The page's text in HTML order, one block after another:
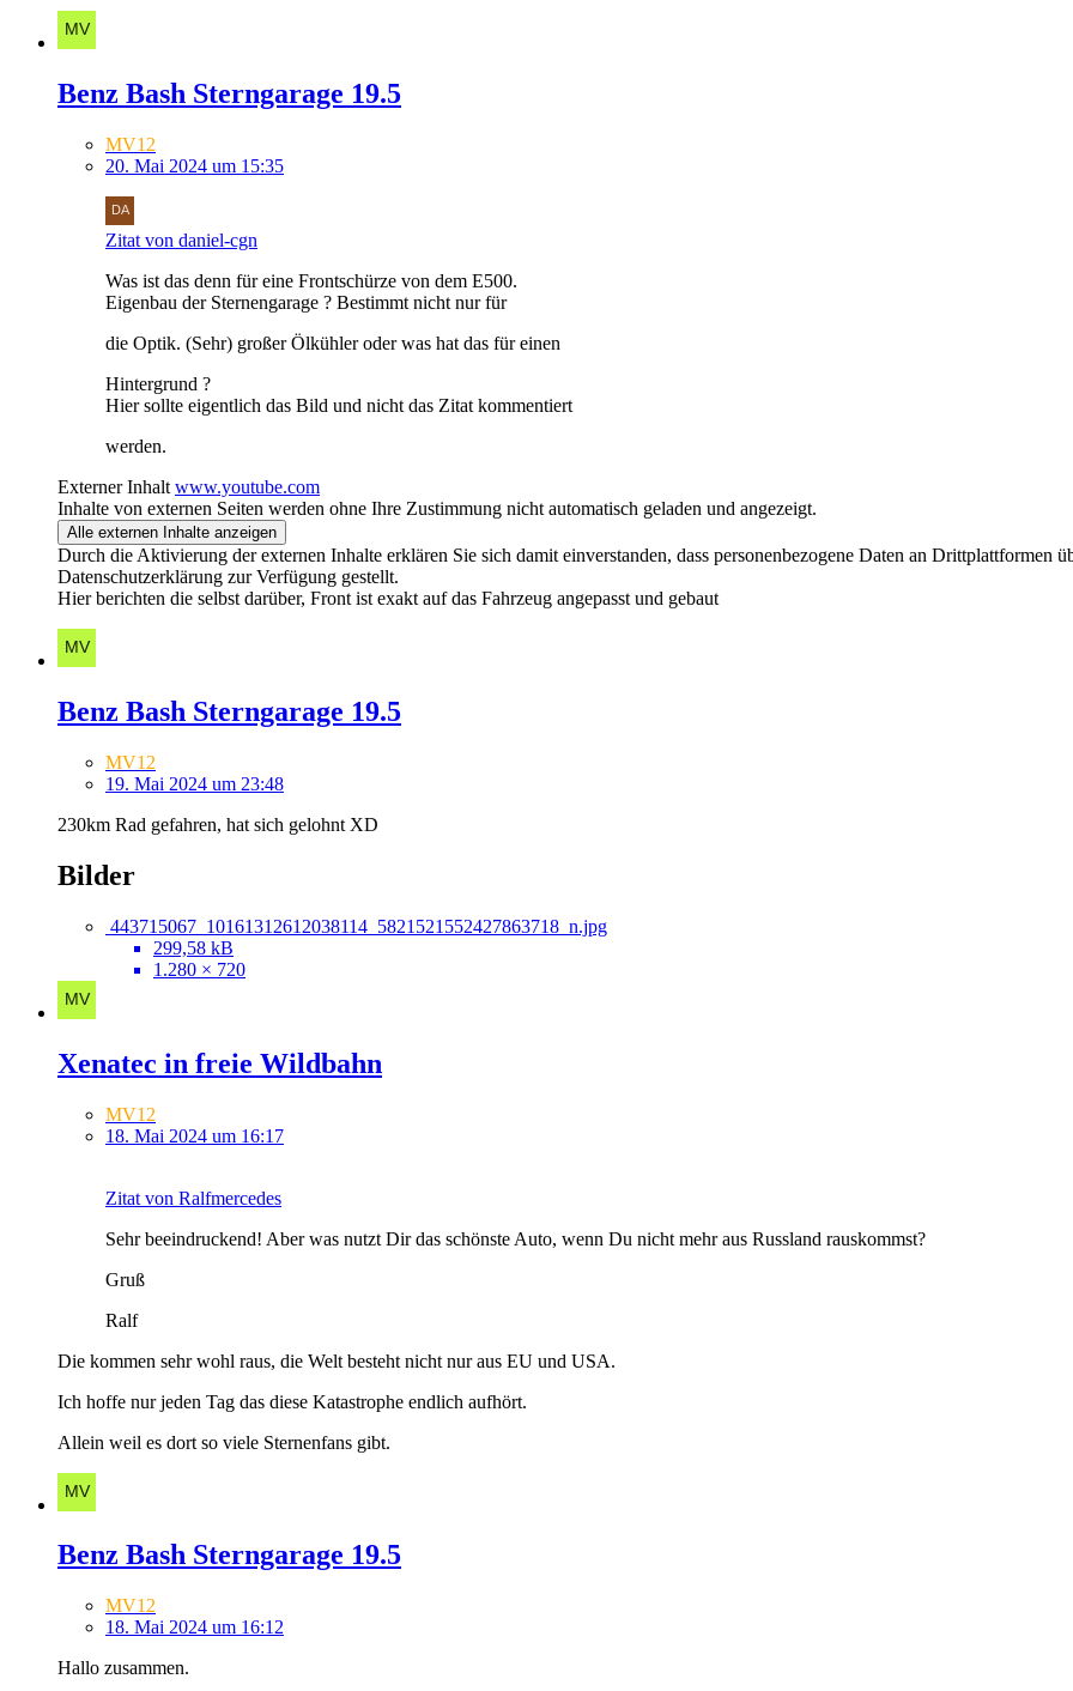
Benz Bash Sterngarage 19.5
MV12
20. Mai 2024 um 15:35
Zitat von daniel-cgn
Was ist das denn für eine Frontschürze von dem E500.
Eigenbau der Sternengarage ? Bestimmt nicht nur für
die Optik. (Sehr) großer Ölkühler oder was hat das für einen
Hintergrund ?
Hier sollte eigentlich das Bild und nicht das Zitat kommentiert
werden.
Externer Inhalt www.youtube.com
Inhalte von externen Seiten werden ohne Ihre Zustimmung nicht automatisch geladen und angezeigt.
Alle externen Inhalte anzeigen
Durch die Aktivierung der externen Inhalte erklären Sie sich damit einverstanden, dass personenbezogene Daten an Drittplattformen
Datenschutzerklärung zur Verfügung gestellt.
Hier berichten die selbst darüber, Front ist exakt auf das Fahrzeug angepasst und gebaut
Benz Bash Sterngarage 19.5
MV12
19. Mai 2024 um 23:48
230km Rad gefahren, hat sich gelohnt XD
Bilder
443715067_10161312612038114_5821521552427863718_n.jpg
299,58 kB
1.280 × 720
Xenatec in freie Wildbahn
MV12
18. Mai 2024 um 16:17
Zitat von Ralfmercedes
Sehr beeindruckend! Aber was nutzt Dir das schönste Auto, wenn Du nicht mehr aus Russland rauskommst?
Gruß
Ralf
Die kommen sehr wohl raus, die Welt besteht nicht nur aus EU und USA.
Ich hoffe nur jeden Tag das diese Katastrophe endlich aufhört.
Allein weil es dort so viele Sternenfans gibt.
Benz Bash Sterngarage 19.5
MV12
18. Mai 2024 um 16:12
Hallo zusammen.